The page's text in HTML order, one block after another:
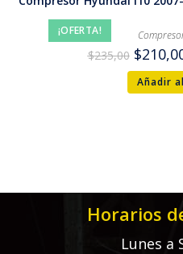
¡OFERTA!
$235,00 $
Añadir
Horarios
Lunes a